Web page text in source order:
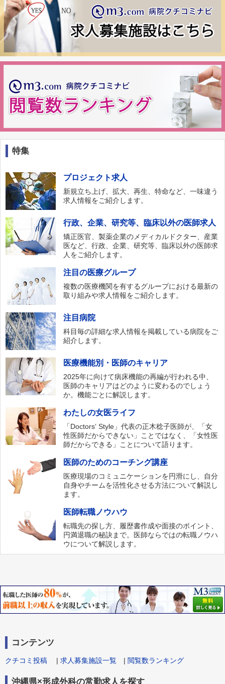
特集
プロジェクト求人
新規立ち上げ、拡大、再生、特命など、一味違う
求人情報をご紹介します。
行政、企業、研究等、臨床以外の医師求人
矯正医官、製薬企業のメディカルドクター、産業
医など、行政、企業、研究等、臨床以外の医師求
人をご紹介します。
注目の医療グループ
複数の医療機関を有するグループにおける最新の
取り組みや求人情報をご紹介します。
注目病院
科目毎の詳細な求人情報を掲載している病院をご
紹介します。
医療機能別・医師のキャリア
2025年に向けて病床機能の再編が行われる中、
医師のキャリアはどのように変わるのでしょう
か。機能ごとに解説します。
わたしの女医ライフ
「Doctors‘ Style」代表の正木稔子医師が、「女
性医師だからできない」ことではなく、「女性医
師だからできる」ことについて語ります。
医師のためのコーチング講座
医療現場のコミュニケーションを円滑にし、自分
自身やチームを活性化させる方法について解説し
ます。
医師転職ノウハウ
転職先の探し方、履歴書作成や面接のポイント、
円満退職の秘訣まで。医師ならではの転職ノウハ
ウについて解説します。
コンテンツ
クチコミ投稿 | 求人募集施設一覧 | 閲覧数ランキング
沖縄県×形成外科の常勤求人を探す